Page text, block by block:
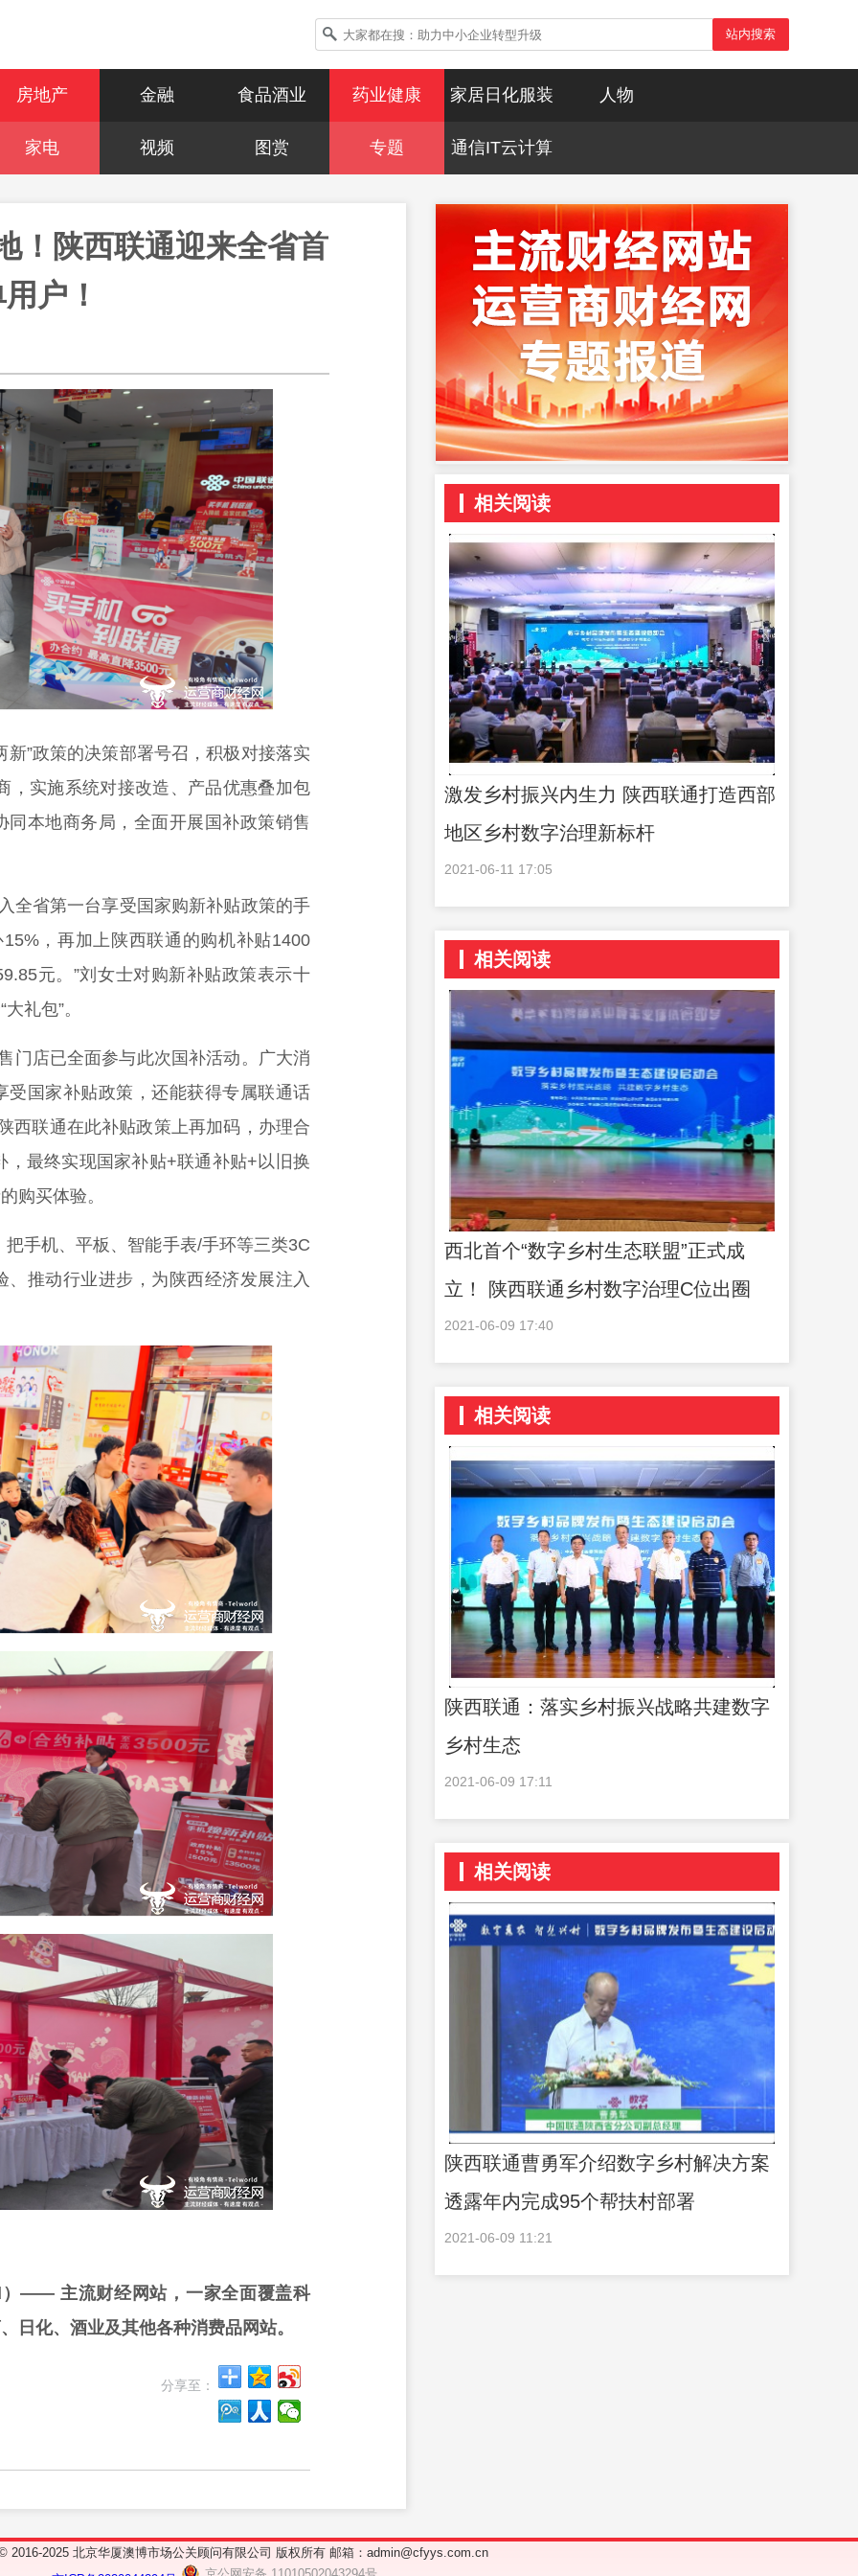
站内搜索
房地产 金融 食品酒业 药业健康 家居日化服装 人物
家电 视频 图赏 专题 通信IT云计算
！陕西联通迎来全省首
户！
”政策的决策部署号召，积极对接落实
，实施系统对接改造、产品优惠叠加包
本地商务局，全面开展国补政策销售
全省第一台享受国家购新补贴政策的手
，再加上陕西联通的购机补贴1400
元。”刘女士对购新补贴政策表示十
礼包”。
门店已全面参与此次国补活动。广大消
国家补贴政策，还能获得专属联通话
西联通在此补贴政策上再加码，办理合
最终实现国家补贴+联通补贴+以旧换
购买体验。
手机、平板、智能手表/手环等三类3C
推动行业进步，为陕西经济发展注入
—— 主流财经网站，一家全面覆盖科
日化、酒业及其他各种消费品网站。
分享至：
相关阅读
激发乡村振兴内生力 陕西联通打造西部
地区乡村数字治理新标杆
2021-06-11 17:05
相关阅读
西北首个“数字乡村生态联盟”正式成
立！ 陕西联通乡村数字治理C位出圈
2021-06-09 17:40
相关阅读
陕西联通：落实乡村振兴战略共建数字
乡村生态
2021-06-09 17:11
相关阅读
陕西联通曹勇军介绍数字乡村解决方案
透露年内完成95个帮扶村部署
2021-06-09 11:21
2016-2025 北京华厦澳博市场公关顾问有限公司 版权所有 邮箱：admin@cfyys.com.cn